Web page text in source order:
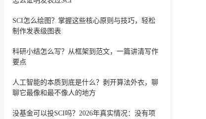
SCI怎么绘图？掌握这些核心原则与技巧，轻松
制作发表级图表
科研小结怎么写？从框架到范文，一篇讲清写作
要点
人工智能的本质到底是什么？剥开算法外衣，聊
聊它最像和最不像人的地方
没基金可以投SCI吗？2026年真实情况：没有项